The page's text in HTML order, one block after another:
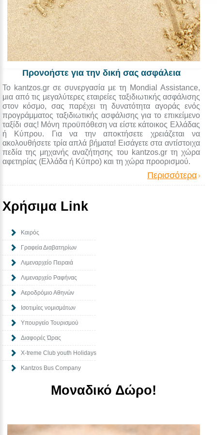
Προνοήστε για την δική σας ασφάλεια
Το kantzos.gr σε συνεργασία με τη Mondial Assistance,
μια από τις μεγαλύτερες εταιρείες ταξιδιωτικής ασφάλισης
στον κόσμο, σας παρέχει τη δυνατότητα αγοράς ενός
προγράμματος ταξιδιωτικής ασφάλισης για το επικείμενο
ταξίδι σας! Μόνη προϋπόθεση να είστε κάτοικος Ελλάδας
ή Κύπρου. Για να την αποκτήσετε χρειάζεται να
ακολουθήσετε τρία απλά βήματα! Εισάγετε στα αντίστοιχα
πεδία της μηχανής αναζήτησης του kantzos.gr τη χώρα
αφετηρίας (Ελλάδα ή Κύπρο) και τη χώρα προορισμού.
Περισσότερα
Χρήσιμα Link
Καιρός
Γραφεία Διαβατηρίων
Λιμεναρχείο Πειραιά
Λιμεναρχείο Ραφήνας
Αεροδρόμιο Αθηνών
Ισοτιμίες νομισμάτων
Υπουργείο Τουρισμού
Διαφορές Ώρας
Χ-treme Club youth Holidays
Kantzos Bus Company
Μοναδικό Δώρο!